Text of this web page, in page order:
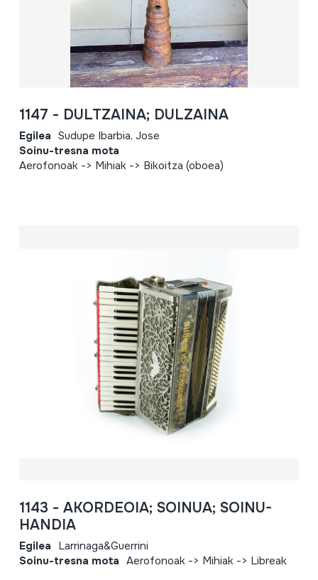
1147 - DULTZAINA; DULZAINA
Egilea Sudupe Ibarbia, Jose
Soinu-tresna mota
Aerofonoak -> Mihiak -> Bikoitza (oboea)
1143 - AKORDEOIA; SOINUA; SOINU-
HANDIA
Egilea Larrinaga&Guerrini
Soinu-tresna mota Aerofonoak -> Mihiak -> Libreak